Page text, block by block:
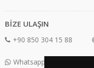
BİZE ULAŞIN
+90 850 304 15 88
Whatsapp Destek: +90